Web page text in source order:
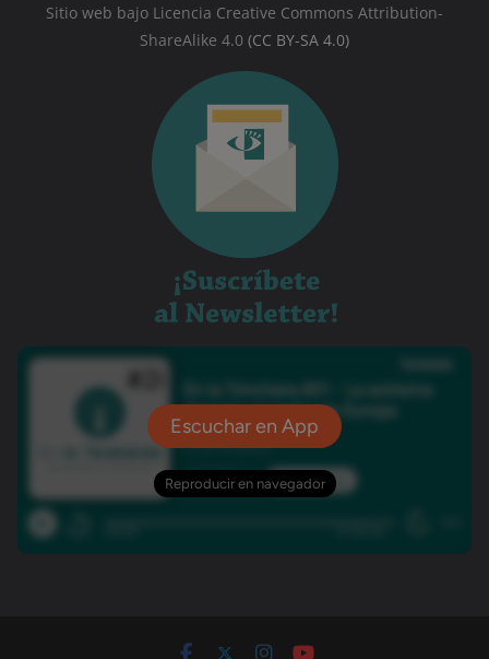
Sitio web bajo Licencia Creative Commons Attribution-
ShareAlike 4.0 (CC BY-SA 4.0)